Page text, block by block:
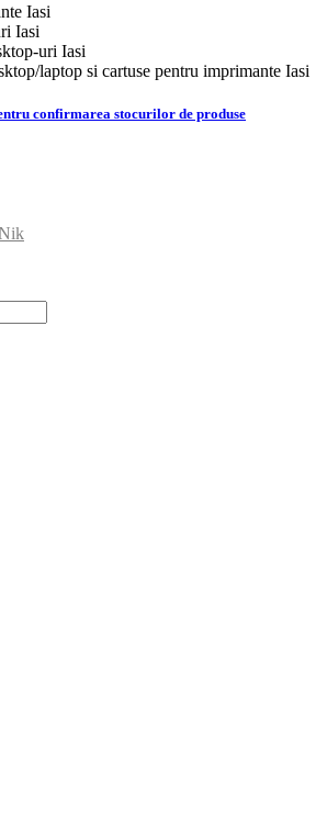
Iasi
Iasi
uri Iasi
laptop si cartuse pentru imprimante Iasi
confirmarea stocurilor de produse